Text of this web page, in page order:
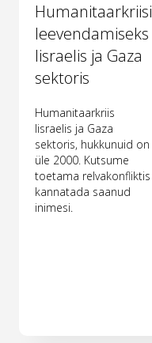
Humanitaarkriisi
leevendamiseks
Iisraelis ja Gaza
sektoris
Humanitaarkriis
Iisraelis ja Gaza
sektoris, hukkunuid on
üle 2000. Kutsume
toetama relvakonfliktis
kannatada saanud
inimesi.